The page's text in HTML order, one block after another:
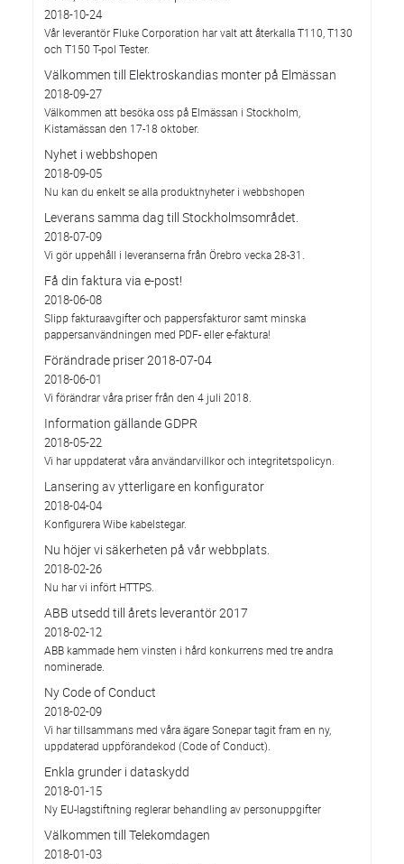
2018-10-24
Vår leverantör Fluke Corporation har valt att återkalla T110, T130
och T150 T-pol Tester.
Välkommen till Elektroskandias monter på Elmässan
2018-09-27
Välkommen att besöka oss på Elmässan i Stockholm,
Kistamässan den 17-18 oktober.
Nyhet i webbshopen
2018-09-05
Nu kan du enkelt se alla produktnyheter i webbshopen
Leverans samma dag till Stockholmsområdet.
2018-07-09
Vi gör uppehåll i leveranserna från Örebro vecka 28-31.
Få din faktura via e-post!
2018-06-08
Slipp fakturaavgifter och pappersfakturor samt minska
pappersanvändningen med PDF- eller e-faktura!
Förändrade priser 2018-07-04
2018-06-01
Vi förändrar våra priser från den 4 juli 2018.
Information gällande GDPR
2018-05-22
Vi har uppdaterat våra användarvillkor och integritetspolicyn.
Lansering av ytterligare en konfigurator
2018-04-04
Konfigurera Wibe kabelstegar.
Nu höjer vi säkerheten på vår webbplats.
2018-02-26
Nu har vi infört HTTPS.
ABB utsedd till årets leverantör 2017
2018-02-12
ABB kammade hem vinsten i hård konkurrens med tre andra
nominerade.
Ny Code of Conduct
2018-02-09
Vi har tillsammans med våra ägare Sonepar tagit fram en ny,
uppdaterad uppförandekod (Code of Conduct).
Enkla grunder i dataskydd
2018-01-15
Ny EU-lagstiftning reglerar behandling av personuppgifter
Välkommen till Telekomdagen
2018-01-03